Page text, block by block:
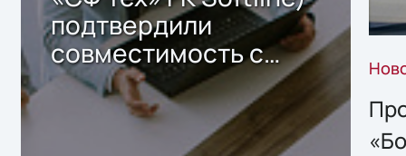
подтвердили
совместимость с
решением Sharx
Storage 2.x для
хранения данных